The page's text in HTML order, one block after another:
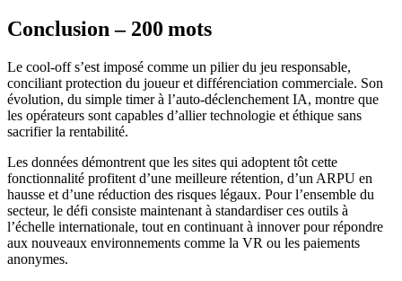
Conclusion – 200 mots
Le cool‑off s’est imposé comme un pilier du jeu responsable,
conciliant protection du joueur et différenciation commerciale. Son
évolution, du simple timer à l’auto‑déclenchement IA, montre que
les opérateurs sont capables d’allier technologie et éthique sans
sacrifier la rentabilité.
Les données démontrent que les sites qui adoptent tôt cette
fonctionnalité profitent d’une meilleure rétention, d’un ARPU en
hausse et d’une réduction des risques légaux. Pour l’ensemble du
secteur, le défi consiste maintenant à standardiser ces outils à
l’échelle internationale, tout en continuant à innover pour répondre
aux nouveaux environnements comme la VR ou les paiements
anonymes.